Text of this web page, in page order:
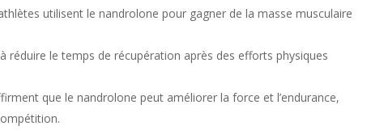
utilisent le nandrolone pour gagner de la masse musculaire
réduire le temps de récupération après des efforts physiques
que le nandrolone peut améliorer la force et l’endurance,